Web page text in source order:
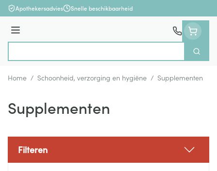
Ga naar de inhoud
Apothekersadvies Snelle beschikbaarheid
Menu
Zoek
Home / Schoonheid, verzorging en hygiëne / Supplementen
Supplementen
Filteren